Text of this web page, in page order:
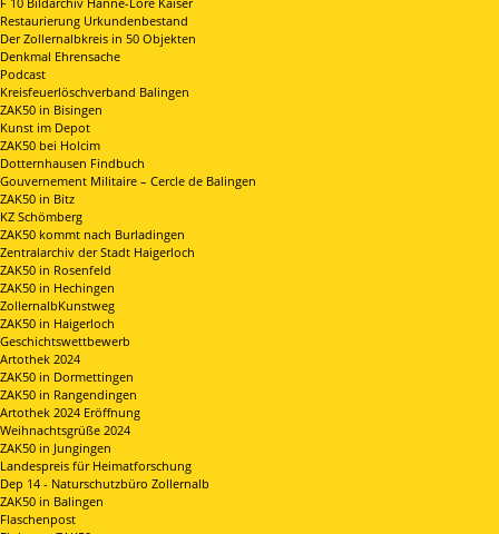
Restaurierung Urkundenbestand
Der Zollernalbkreis in 50 Objekten
Denkmal Ehrensache
Podcast
Kreisfeuerlöschverband Balingen
ZAK50 in Bisingen
Kunst im Depot
ZAK50 bei Holcim
Dotternhausen Findbuch
Gouvernement Militaire – Cercle de Balingen
ZAK50 in Bitz
KZ Schömberg
ZAK50 kommt nach Burladingen
Zentralarchiv der Stadt Haigerloch
ZAK50 in Rosenfeld
ZAK50 in Hechingen
ZollernalbKunstweg
ZAK50 in Haigerloch
Geschichtswettbewerb
Artothek 2024
ZAK50 in Dormettingen
ZAK50 in Rangendingen
Artothek 2024 Eröffnung
Weihnachtsgrüße 2024
ZAK50 in Jungingen
Landespreis für Heimatforschung
Dep 14 - Naturschutzbüro Zollernalb
ZAK50 in Balingen
Flaschenpost